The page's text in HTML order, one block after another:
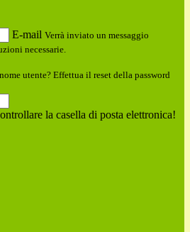
E-mail Verrà inviato un messaggio
necessarie.
utente? Effettua il reset della password
la casella di posta elettronica!